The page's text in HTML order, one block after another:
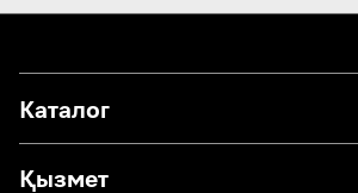
Каталог
Қызмет